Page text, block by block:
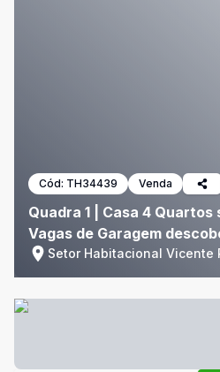
Cód: TH34439 Venda
Quadra 1 | Casa 4 Quartos
Vagas de Garagem
Setor Habitacional Vicente